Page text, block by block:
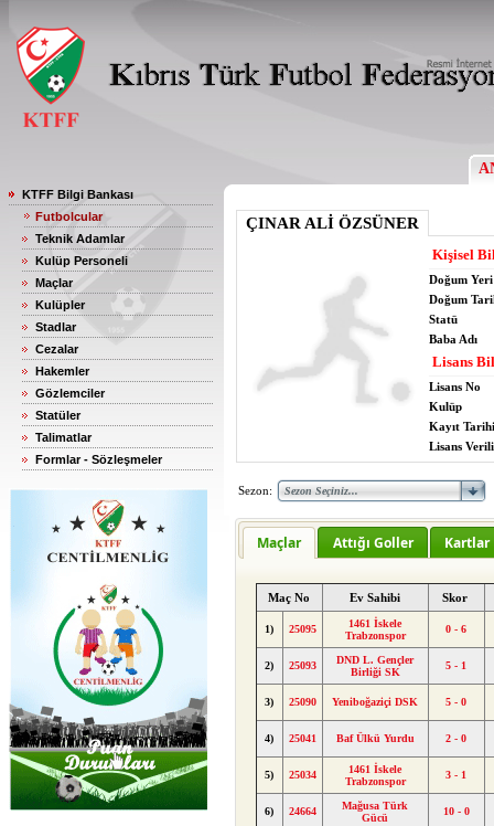
KTFF Bilgi Bankası
Futbolcular
Teknik Adamlar
Kulüp Personeli
Maçlar
Kulüpler
Stadlar
Cezalar
Hakemler
Gözlemciler
Statüler
Talimatlar
Formlar - Sözleşmeler
ÇINAR ALİ ÖZSÜNER
Kişisel
Doğum Yeri
Doğum
Statü
Baba Adı
Lisans
Lisans No
Kulüp
Kayıt Tarihi
Lisans
Sezon:
Maçlar Attığı Goller Kartlar
Maç No Ev Sahibi Skor
1) 25095
1461 İskele
Trabzonspor
0 - 6
2) 25093
DND L. Gençler
Birliği SK
5 - 1
3) 25090 Yeniboğaziçi DSK 5 - 0
4) 25041 Baf Ülkü Yurdu 2 - 0
5) 25034
1461 İskele
Trabzonspor
3 - 1
6) 24664
Mağusa Türk
Gücü
10 - 0